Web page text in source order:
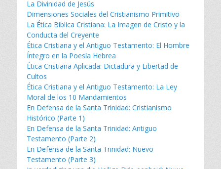
La Divinidad de Jesús
Dimensiones Sociales del Cristianismo Primitivo
La Ética Bíblica Cristiana: La Imagen de Cristo y la
Conducta del Creyente
Ética Cristiana y el Antiguo Testamento: El Hombre
Íntegro en la Poesía Hebrea
Ética Cristiana Aplicada: Dictadura y Libertad de
Cultos
Ética Cristiana y el Antiguo Testamento: La Ley
Moral de los 10 Mandamientos
En Defensa de la Santa Trinidad: Cristianismo
Histórico (Parte 1)
En Defensa de la Santa Trinidad: Antiguo
Testamento (Parte 2)
En Defensa de la Santa Trinidad: Nuevo
Testamento (Parte 3)